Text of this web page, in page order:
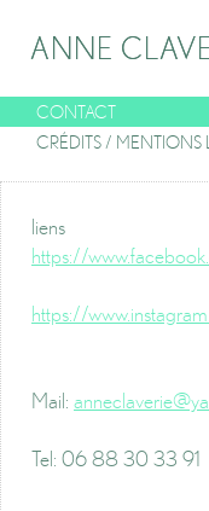
ANNE
ANNE
CONTACT
CRÉDITS / MENTIONS
liens
https://
https://
Mail:
Tel: 06 88 30 33 91